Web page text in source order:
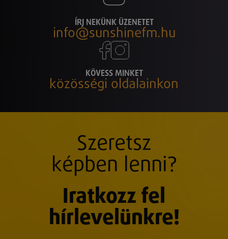
ÍRJ NEKÜNK ÜZENETET
info@sunshinefm.hu
KÖVESS MINKET
közösségi oldalainkon
Szeretsz
képben lenni?
Iratkozz fel
hírlevelünkre!